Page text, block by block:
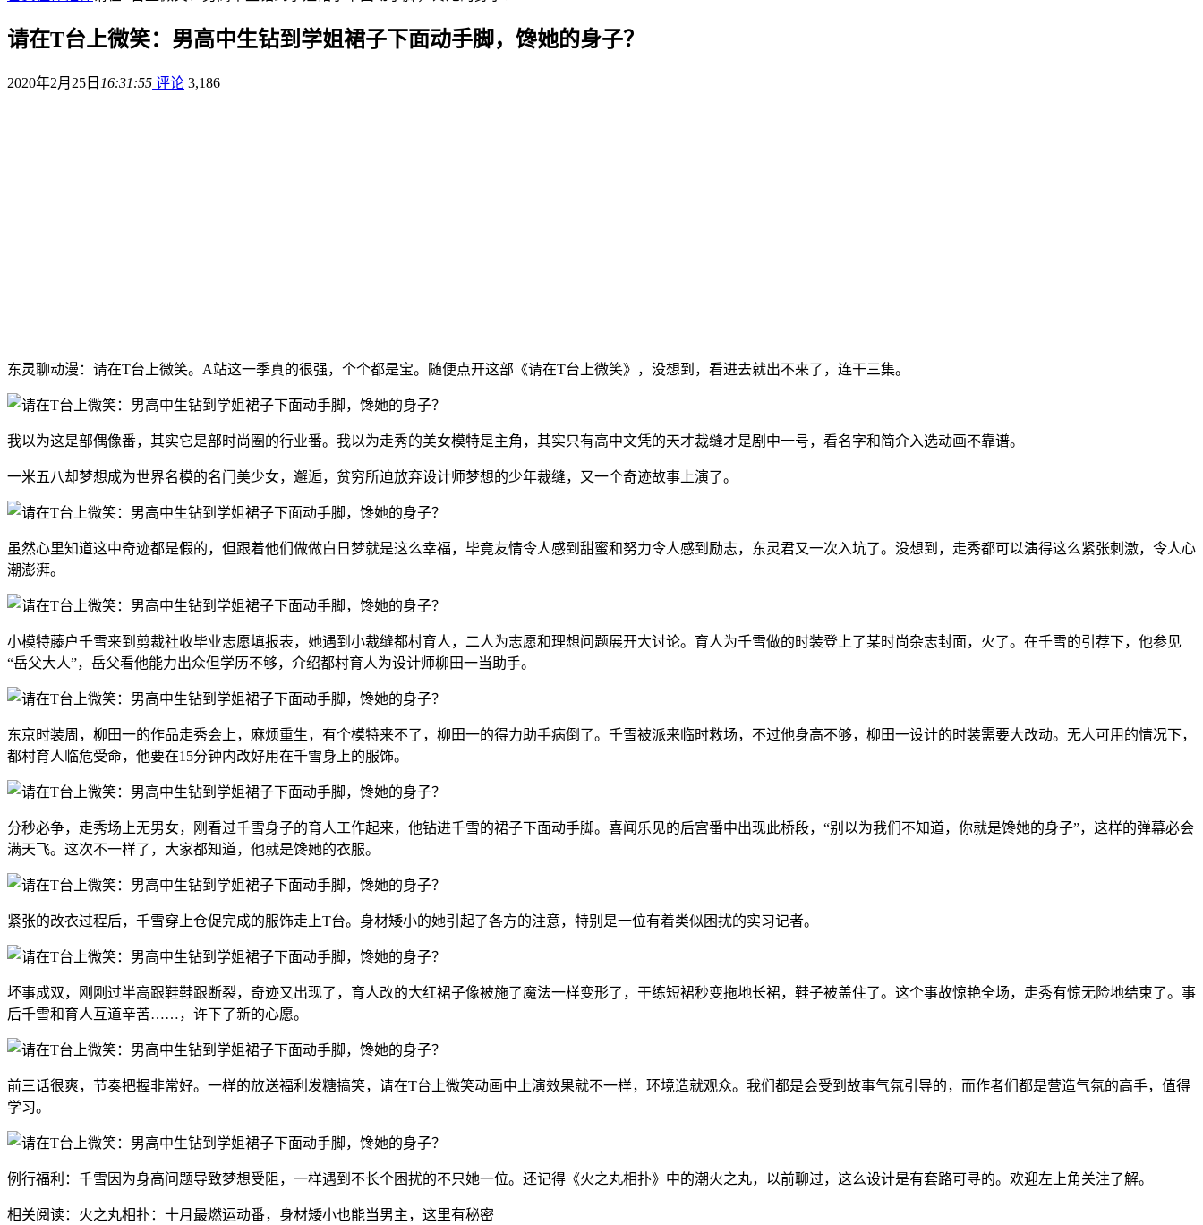
请在T台上微笑：男高中生钻到学姐裙子下面动手脚，馋她的身子？
2020年2月25日 16:31:55 评论 3,186
东灵聊动漫：请在T台上微笑。A站这一季真的很强，个个都是宝。随便点开这部《请在T台上微笑》，没想到，看进去就出不来了，连干三集。
我以为这是部偶像番，其实它是部时尚圈的行业番。我以为走秀的美女模特是主角，其实只有高中文凭的天才裁缝才是剧中一号，看名字和简介入选动画不靠谱。
一米五八却梦想成为世界名模的名门美少女，邂逅，贫穷所迫放弃设计师梦想的少年裁缝，又一个奇迹故事上演了。
虽然心里知道这中奇迹都是假的，但跟着他们做做白日梦就是这么幸福，毕竟友情令人感到甜蜜和努力令人感到励志，东灵君又一次入坑了。没想到，走秀都可以演得这么紧张刺激，令人心
潮澎湃。
小模特藤户千雪来到剪裁社收毕业志愿填报表，她遇到小裁缝都村育人，二人为志愿和理想问题展开大讨论。育人为千雪做的时装登上了某时尚杂志封面，火了。在千雪的引荐下，他参见
“岳父大人”，岳父看他能力出众但学历不够，介绍都村育人为设计师柳田一当助手。
东京时装周，柳田一的作品走秀会上，麻烦重生，有个模特来不了，柳田一的得力助手病倒了。千雪被派来临时救场，不过他身高不够，柳田一设计的时装需要大改动。无人可用的情况下，
都村育人临危受命，他要在15分钟内改好用在千雪身上的服饰。
分秒必争， 走秀场上无男女，刚看过千雪身子的育人工作起来，他钻进千雪的裙子下面动手脚。喜闻乐见的后宫番中出现此桥段，“别以为我们不知道，你就是馋她的身子”，这样的弹幕必会
满天飞。这次不一样了， 大家都知道，他就是馋她的衣服。
紧张的改衣过程后，千雪穿上仓促完成的服饰走上T台。身材矮小的她引起了各方的注意，特别是一位有着类似困扰的实习记者。
坏事成双，刚刚过半高跟鞋鞋跟断裂，奇迹又出现了，育人改的大红裙子像被施了魔法一样变形了，干练短裙秒变拖地长裙，鞋子被盖住了。这个事故惊艳全场，走秀有惊无险地结束了。事
后千雪和育人互道辛苦……，许下了新的心愿。
前三话很爽，节奏把握非常好。一样的放送福利发糖搞笑， 请在T台上微笑动画中上演效果就不一样， 环境造就观众。我们都是会受到故事气氛引导的，而作者们都是营造气氛的高手，值得
学习。
例行福利：千雪因为身高问题导致梦想受阻，一样遇到不长个困扰的不只她一位。还记得《火之丸相扑》中的潮火之丸，以前聊过，这么设计是有套路可寻的。欢迎左上角关注了解。
相关阅读：火之丸相扑：十月最燃运动番，身材矮小也能当男主，这里有秘密